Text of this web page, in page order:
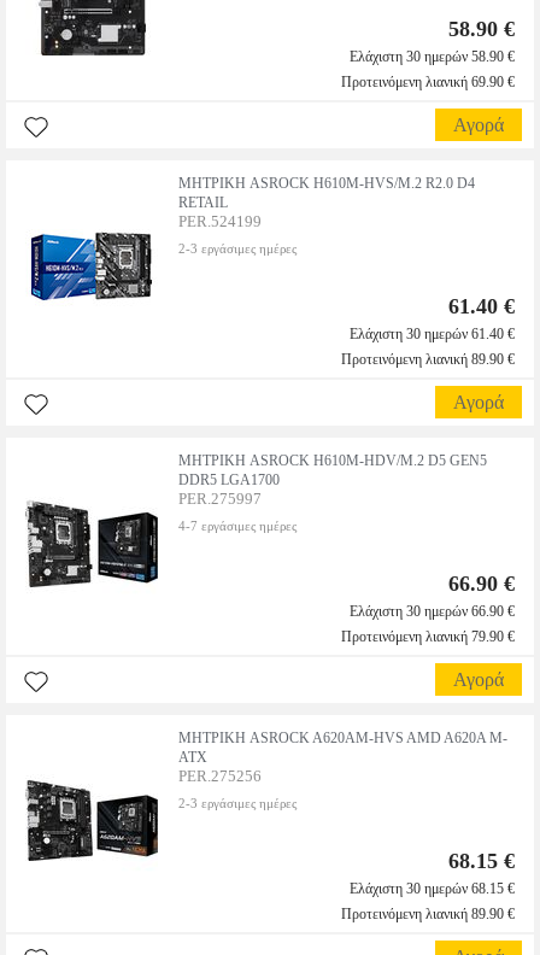
58.90 €
Ελάχιστη 30 ημερών 58.90 €
Προτεινόμενη λιανική 69.90 €
Αγορά
ΜΗΤΡΙΚΗ ASROCK H610M-HVS/M.2 R2.0 D4
RETAIL
PER.524199
2-3 εργάσιμες ημέρες
61.40 €
Ελάχιστη 30 ημερών 61.40 €
Προτεινόμενη λιανική 89.90 €
Αγορά
ΜΗΤΡΙΚΗ ASROCK H610M-HDV/M.2 D5 GEN5
DDR5 LGA1700
PER.275997
4-7 εργάσιμες ημέρες
66.90 €
Ελάχιστη 30 ημερών 66.90 €
Προτεινόμενη λιανική 79.90 €
Αγορά
ΜΗΤΡΙΚΗ ASROCK A620AM-HVS AMD A620A M-
ATX
PER.275256
2-3 εργάσιμες ημέρες
68.15 €
Ελάχιστη 30 ημερών 68.15 €
Προτεινόμενη λιανική 89.90 €